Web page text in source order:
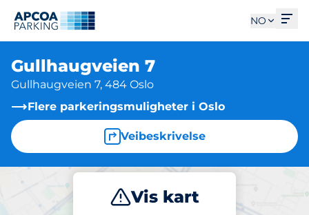
NO
Gullhaugveien 7
Gullhaugveien 7, 484 Oslo
Flere parkeringsmuligheter i Oslo
Veibeskrivelse
Vis kart
Parkering